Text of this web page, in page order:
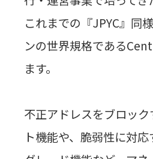
これまでの『JPYC』同
ンの世界規格である
ます。
不正アドレスをブロッ
ト機能や、脆弱性に対